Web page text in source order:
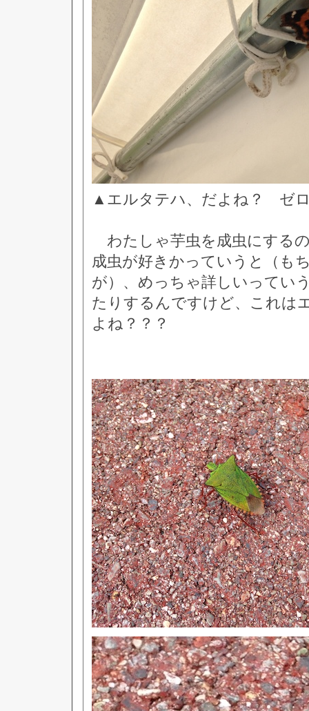
▲エルタテハ、だよね？ ゼ
わたしゃ芋虫を成虫にする
成虫が好きかっていうと（も
が）、めっちゃ詳しいってい
たりするんですけど、これは
よね？？？